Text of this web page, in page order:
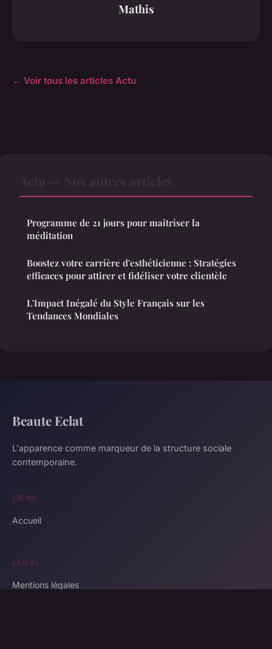
Mathis
← Voir tous les articles Actu
Programme de 21 jours pour maîtriser la
méditation
Boostez votre carrière d'esthéticienne : Stratégies
efficaces pour attirer et fidéliser votre clientèle
L'Impact Inégalé du Style Français sur les
Tendances Mondiales
Beaute Eclat
L'apparence comme marqueur de la structure sociale
contemporaine.
LIENS
Accueil
LÉGAL
Mentions légales